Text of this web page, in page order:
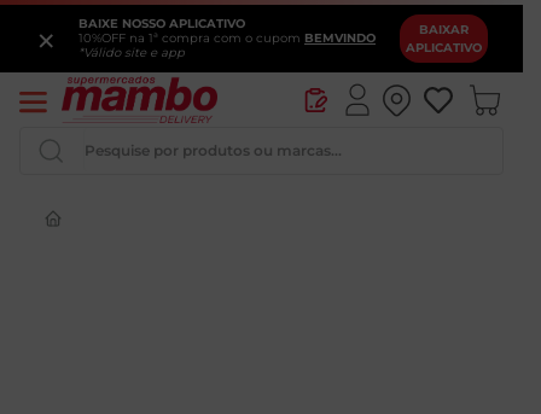
BAIXE NOSSO APLICATIVO
10%OFF na 1ª compra com o cupom BEMVINDO
*Válido site e app
BAIXAR
APLICATIVO
×
Pesquise por produtos ou marcas...